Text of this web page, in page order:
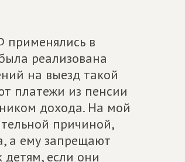
применялись в
реализована
на выезд такой
платежи из пенсии
дохода. На мой
причиной,
а ему запрещают
детям, если они